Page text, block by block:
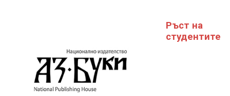
Ръст на
студентите